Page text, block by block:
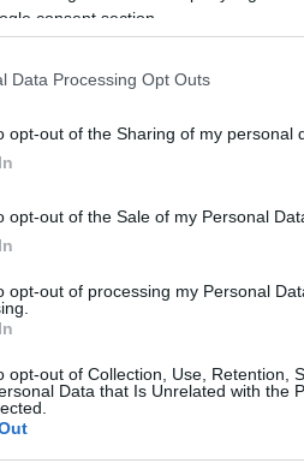
consent section.
Data Processing Opt Outs
opt-out of the Sharing of my personal
opt-out of the Sale of my Personal
opt-out of processing my Personal
opt-out of Collection, Use, Retention,
Data that Is Unrelated with the
Υπενθύμισε επίσης
προστασίας των
Ο Γενικός
διαπραγματεύσεις